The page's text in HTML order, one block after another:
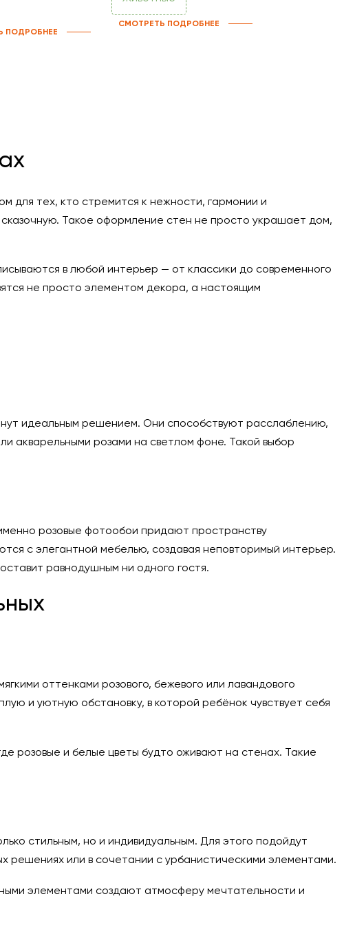
ПОДРОБНЕЕ
СМОТРЕТЬ ПОДРОБНЕЕ
для тех, кто стремится к нежности, гармонии и
Такое оформление стен не просто украшает дом,
в любой интерьер — от классики до современного
не просто элементом декора, а настоящим
идеальным решением. Они способствуют расслаблению,
акварельными розами на светлом фоне. Такой выбор
розовые фотообои придают пространству
с элегантной мебелью, создавая неповторимый интерьер.
равнодушным ни одного гостя.
оттенками розового, бежевого или лавандового
и уютную обстановку, в которой ребёнок чувствует себя
розовые и белые цветы будто оживают на стенах. Такие
стильным, но и индивидуальным. Для этого подойдут
решениях или в сочетании с урбанистическими элементами.
элементами создают атмосферу мечтательности и